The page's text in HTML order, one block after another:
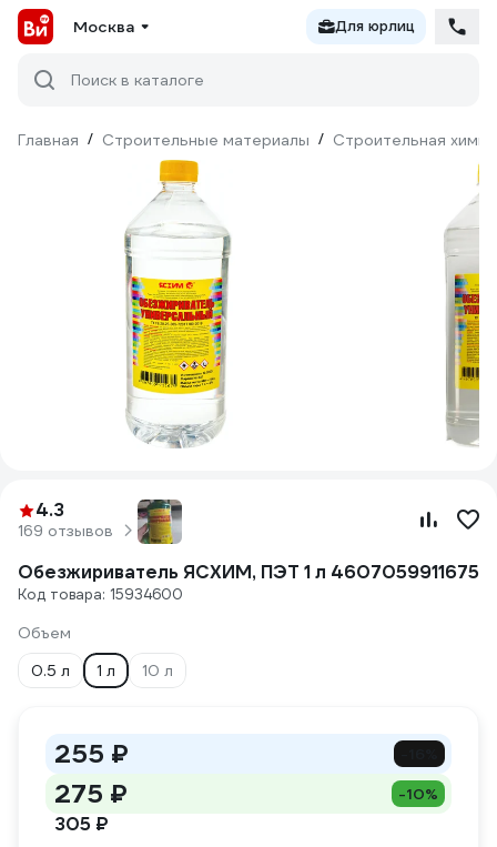
Москва Для юрлиц
Поиск в каталоге
Главная / Строительные материалы / Строительная химия
4.3
169 отзывов
Обезжириватель ЯСХИМ, ПЭТ 1 л 4607059911675
Код товара: 15934600
Объем
0.5 л
1 л 10 л
255 ₽
275 ₽ -10%
305 ₽